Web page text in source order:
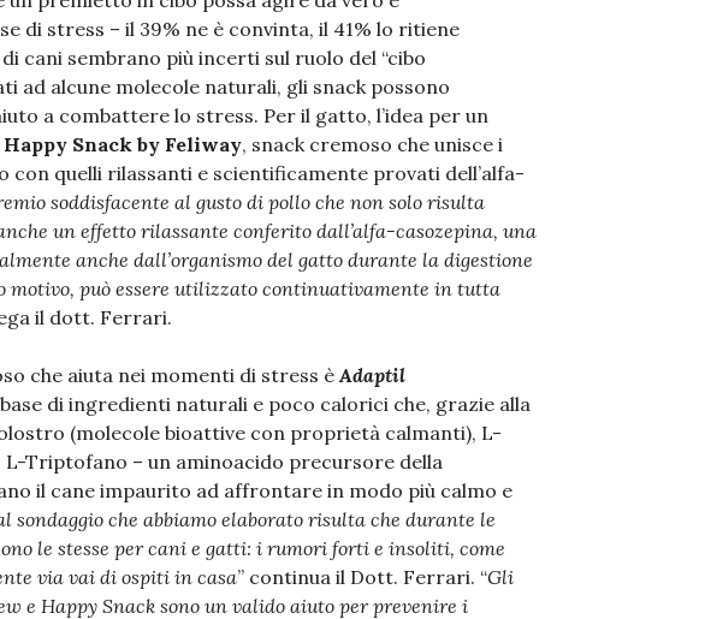
di stress – il 39% ne è convinta, il 41% lo ritiene
cani sembrano più incerti sul ruolo del “cibo
ad alcune molecole naturali, gli snack possono
a combattere lo stress. Per il gatto, l’idea per un
Happy Snack by Feliway, snack cremoso che unisce i
con quelli rilassanti e scientificamente provati dell’alfa-
soddisfacente al gusto di pollo che non solo risulta
un effetto rilassante conferito dall’alfa-casozepina, una
anche dall’organismo del gatto durante la digestione
motivo, può essere utilizzato continuativamente in tutta
il dott. Ferrari.
che aiuta nei momenti di stress è Adaptil
di ingredienti naturali e poco calorici che, grazie alla
(molecole bioattive con proprietà calmanti), L-
Triptofano – un aminoacido precursore della
il cane impaurito ad affrontare in modo più calmo e
sondaggio che abbiamo elaborato risulta che durante le
le stesse per cani e gatti: i rumori forti e insoliti, come
via vai di ospiti in casa” continua il Dott. Ferrari. “Gli
e Happy Snack sono un valido aiuto per prevenire i